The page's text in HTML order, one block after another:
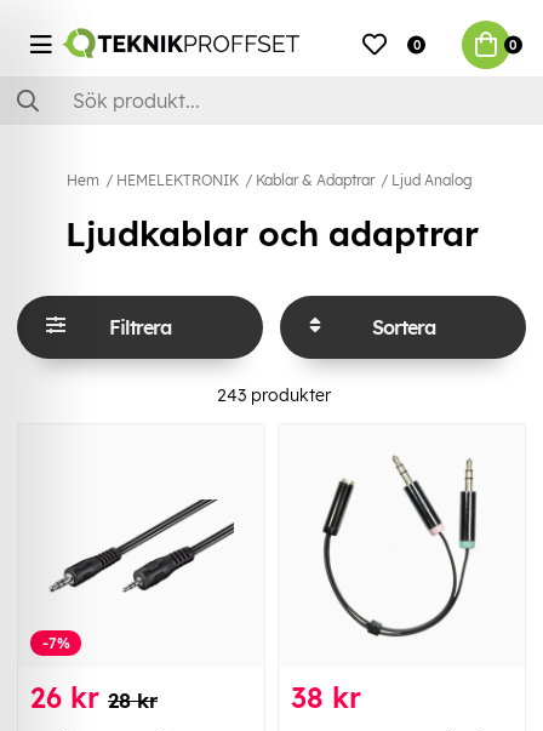
0 0
Hem HEMELEKTRONIK Kablar & Adaptrar Ljud Analog
Ljudkablar och adaptrar
Filtrera Sortera
243 produkter
-7%
26 kr 28 kr 38 kr